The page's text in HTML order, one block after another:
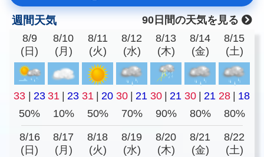
週間天気
90日間の天気を見る
8/9
(日)
8/10
(月)
8/11
(火)
8/12
(水)
8/13
(木)
8/14
(金)
8/15
(土)
33 23 31 23 31 20 30 21 30 21 30 21 28
18
50%
10% 50% 70% 90% 80% 80%
8/16
(日)
8/17
(月)
8/18
(火)
8/19
(水)
8/20
(木)
8/21
(金)
8/22
(土)